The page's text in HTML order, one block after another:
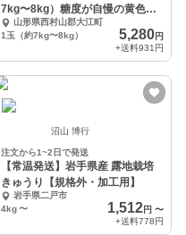
7kg〜8kg）糖度が自慢の黄色い
果実の大玉西瓜
山形県西村山郡大江町
1玉（約7kg〜8kg）
5,280円
+送料931円
沼山 博行
注文から1~2日で発送
【常温発送】岩手県産 露地栽培
きゅうり【規格外・加工用】
岩手県二戸市
4kg 〜 1,512円 〜
+送料778円